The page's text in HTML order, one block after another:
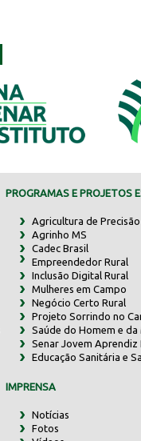
PROGRAMAS E PROJETOS
Agricultura de Precisão
Agrinho MS
Cadec Brasil
Empreendedor Rural
Inclusão Digital Rural
Mulheres em Campo
Negócio Certo Rural
Projeto Sorrindo no
Saúde do Homem e da
Senar Jovem Aprendiz
Educação Sanitária e
IMPRENSA
Notícias
Fotos